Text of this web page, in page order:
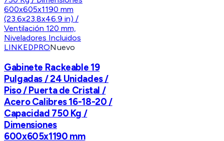
LINKEDPRONuevo
Gabinete Rackeable 19
Pulgadas / 24 Unidades /
Piso / Puerta de Cristal /
Acero Calibres 16-18-20 /
Capacidad 750 Kg /
Dimensiones
600x605x1190 mm